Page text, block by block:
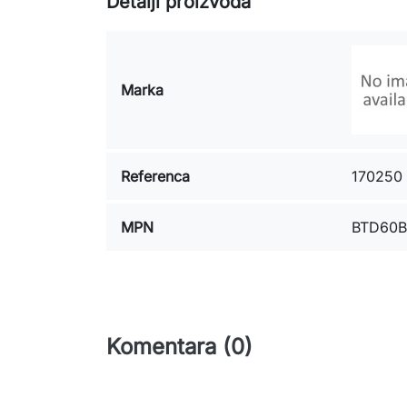
Marka
Referenca 170250
MPN
Komentara (0)